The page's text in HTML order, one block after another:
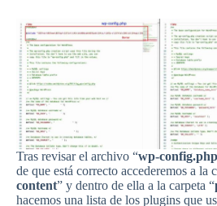
Tras revisar el archivo “wp-config.php
de que está correcto accederemos a la
content” y dentro de ella a la carpeta “
hacemos una lista de los plugins que